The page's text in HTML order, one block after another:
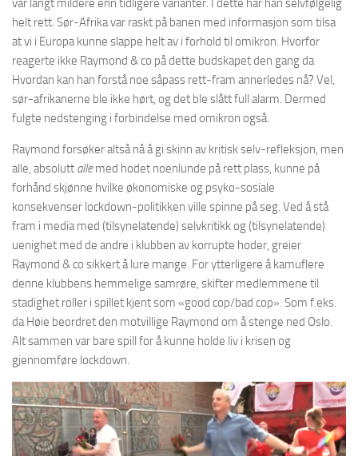
var langt mildere enn tidligere varianter. I dette har han selvfølgelig
helt rett. Sør-Afrika var raskt på banen med informasjon som tilsa
at vi i Europa kunne slappe helt av i forhold til omikron. Hvorfor
reagerte ikke Raymond & co på dette budskapet den gang da
Hvordan kan han forstå noe såpass rett-fram annerledes nå? Vel,
sør-afrikanerne ble ikke hørt, og det ble slått full alarm. Dermed
fulgte nedstenging i forbindelse med omikron også.
Raymond forsøker altså nå å gi skinn av kritisk selv-refleksjon, men
alle, absolutt allemed hodet noenlunde på rett plass, kunne på
forhånd skjønne hvilke økonomiske og psyko-sosiale
konsekvenser lockdown-politikken ville spinne på seg. Ved å stå
fram i media med (tilsynelatende) selvkritikk og (tilsynelatende)
uenighet med de andre i klubben av korrupte hoder, greier
Raymond & co sikkert å lure mange. For ytterligere å kamuflere
denne klubbens hemmelige samrøre, skifter medlemmene til
stadighet roller i spillet kjent som «good cop/bad cop». Som f.eks.
da Høie beordret den motvillige Raymond om å stenge ned Oslo.
Alt sammen var bare spill for å kunne holde liv i krisen og
gjennomføre lockdown.